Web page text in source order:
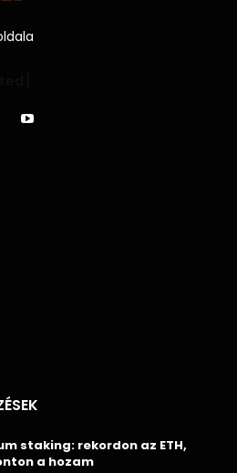
staking: rekordon az ETH,
a hozam